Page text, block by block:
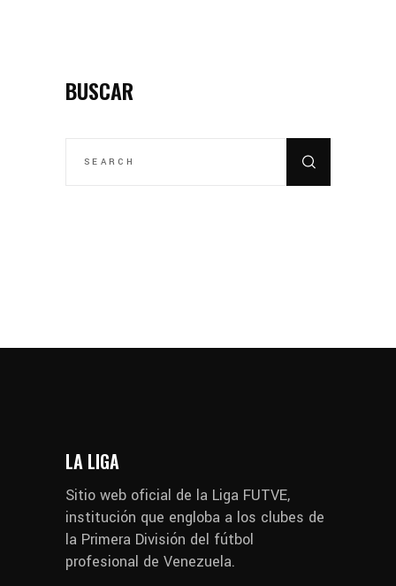
BUSCAR
LA LIGA
Sitio web oficial de la Liga FUTVE,
institución que engloba a los clubes de
la Primera División del fútbol
profesional de Venezuela.